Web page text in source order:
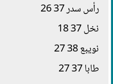
رأس سدر 37 26
نخل 37 18
نويبع 38 27
طابا 37 27